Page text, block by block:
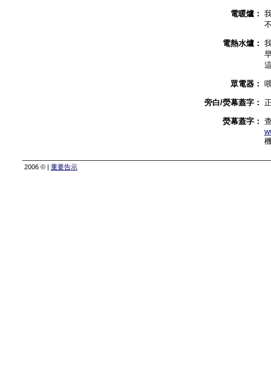
電暖爐：
電熱水爐：
眾電器：
旁白/熒幕蓋字：
熒幕蓋字：
2006 © | 重要告示